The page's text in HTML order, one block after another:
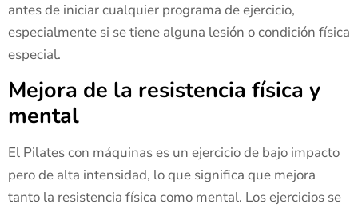
antes de iniciar cualquier programa de ejercicio,
especialmente si se tiene alguna lesión o condición física
especial.
Mejora de la resistencia física y
mental
El Pilates con máquinas es un ejercicio de bajo impacto
pero de alta intensidad, lo que significa que mejora
tanto la resistencia física como mental. Los ejercicios se